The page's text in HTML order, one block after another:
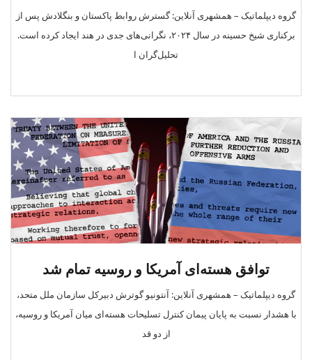
گروه دیپلماتیک – همشهری آنلاین: گسترش روابط پاکستان و بنگلادش پس از
برکناری شیخ حسینه در سال ۲۰۲۴، نگرانی‌های جدی در هند ایجاد کرده است.
تحلیل‌گران ا
توافق هسته‌ای آمریکا و روسیه تمام شد
گروه دیپلماتیک – همشهری آنلاین: آنتونیو گوترش دبیرکل سازمان ملل متحد،
با هشدار نسبت به پایان پیمان کنترل تسلیحات هسته‌ای میان آمریکا و روسیه،
از دو قد